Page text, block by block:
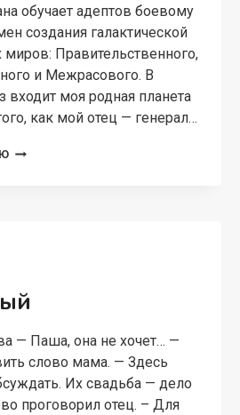
обучает адептов боевому
создания галактической
Правительственного,
и Межрасового. В
входит моя родная планета
как мой отец — генерал…
ПРИКЛЮЧЕНИЯ
— Паша, она не хочет… —
слово мама. — Здесь
Их свадьба — дело
проговорил отец. – Для